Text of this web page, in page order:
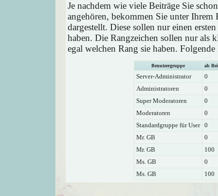
Je nachdem wie viele Beiträge Sie
angehören, bekommen Sie unter Ihrem
dargestellt. Diese sollen nur einen
haben. Die Rangzeichen sollen nur als
egal welchen Rang sie haben.
Benutzergruppe ab
Server-Administrator
0
Administratoren
0
Super Moderatoren
0
Moderatoren
0
Standardgruppe für User 0
Mr. GB
0
Mr. GB
100
Ms. GB
0
Ms. GB
100